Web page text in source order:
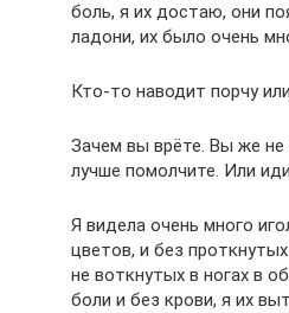
боль, я их достаю, они
ладони, их было очень
Кто-то наводит порчу
Зачем вы врёте. Вы же не
лучше помолчите. Или
Я видела очень много
цветов, и без
не воткнутых в ногах в
боли и без крови, я их